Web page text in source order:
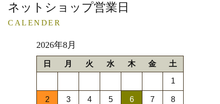
ネットショップ営業日
CALENDER
2026年8月
日 月 火 水 木 金 土
1
2 3 4 5 6 7 8